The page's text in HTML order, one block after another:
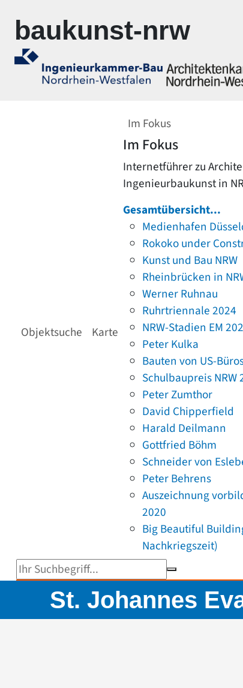
baukunst-nrw
Objektsuche Karte
Im Fokus
Im Fokus
Internetführer zu
Ingenieurbaukunst in
Gesamtübersicht...
Medienhafen
Rokoko under
Kunst und Bau NRW
Rheinbrücken in
Werner Ruhnau
Ruhrtriennale 2024
NRW-Stadien EM
Peter Kulka
Bauten von US-
Schulbaupreis NRW
Peter Zumthor
David Chipperfield
Harald Deilmann
Gottfried Böhm
Schneider von
Peter Behrens
Auszeichnung
2020
Big Beautiful
Nachkriegszeit)
Suchbegriff eingeben
St. Johannes